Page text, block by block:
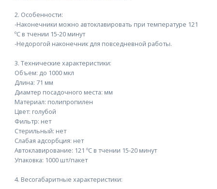
2. Особенности:
-Наконечники можно автоклавировать при температуре 121
ºС в тчении 15-20 минут
-Недорогой наконечник для повседневной работы.
3. Технические характеристики:
Объем: до 1000 мкл
Длина: 71 мм
Диамтер посадочного места: мм
Материал: полипропилен
Цвет: голубой
Фильтр: нет
Стерильный: нет
Слабая адсорбция: нет
Автоклавирование: 121 ºС в тчении 15-20 минут
Упаковка: 1000 шт/пакет
4. Весогабаритные характеристики: